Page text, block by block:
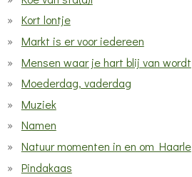
Kort lontje
Markt is er voor iedereen
Mensen waar je hart blij van wordt
Moederdag, vaderdag
Muziek
Namen
Natuur momenten in en om Haarle
Pindakaas